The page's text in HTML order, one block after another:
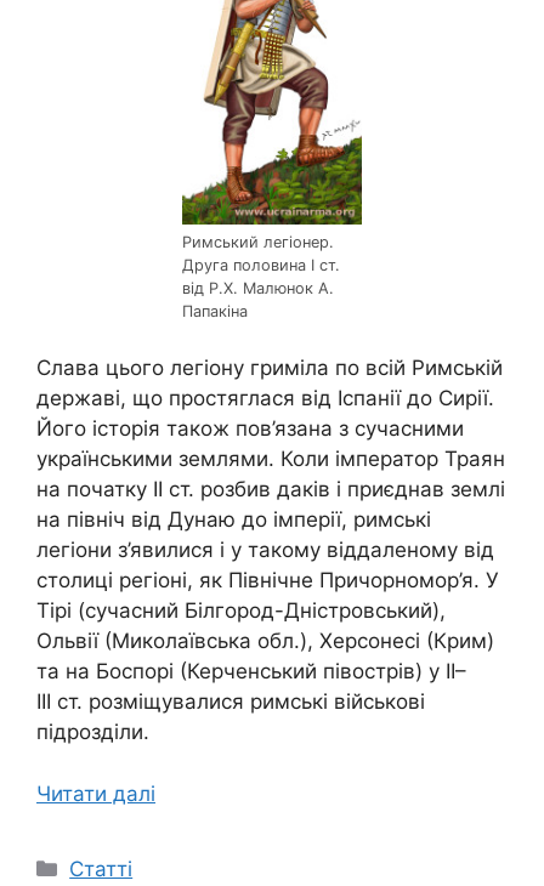
Римський легіонер.
Друга половина І ст.
від Р.Х. Малюнок А.
Папакіна
Слава цього легіону гриміла по всій Римській
державі, що простяглася від Іспанії до Сирії.
Його історія також пов’язана з сучасними
українськими землями. Коли імператор Траян
на початку ІІ ст. розбив даків і приєднав землі
на північ від Дунаю до імперії, римські
легіони з’явилися і у такому віддаленому від
столиці регіоні, як Північне Причорномор’я. У
Тірі (сучасний Білгород-Дністровський),
Ольвії (Миколаївська обл.), Херсонесі (Крим)
та на Боспорі (Керченський півострів) у ІІ–
ІІІ ст. розміщувалися римські військові
підрозділи.
Читати далі
Категорії
Статті